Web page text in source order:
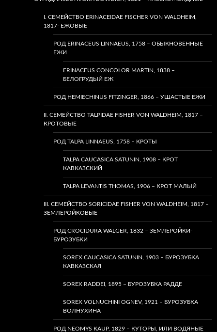
I. СЕМЕЙСТВО ERINACEIDAE FISCHER VON WALDHEIM,
1817- ЕЖОВЫЕ
РОД ERINACEUS LINNAEUS, 1758 – ОБЫКНОВЕННЫЕ
ЕЖИ
ERINACEUS CONCOLOR MARTIN, 1838 –
БЕЛОГРУДЫЙ ЕЖ
РОД HEMIECHINUS FITZINGER, 1866 – УШАСТЫЕ ЕЖИ
II. СЕМЕЙСТВО TALPIDAE FISHER VON WALDHEIM, 1817 –
КРОТОВЫЕ
РОД TALPA LINNAEUS, 1758 – КРОТЫ
TALPA CAUCASICA SATUNIN, 1908 – КРОТ
КАВКАЗСКИЙ
TALPA LEVANTIS THOMAS, 1906 – КРОТ МАЛЫЙ
III. СЕМЕЙСТВО SORICIDAE FISHER VON WALDHEIM, 1817 –
ЗЕМЛЕРОЙКОВЫЕ
РОД CROCIDURA WALGER, 1832 – ЗЕМЛЕРОЙКИ-
БУРОЗУБКИ
SOREX CAUCASICA SATUNIN, 1903 – БУРОЗУБКА
КАВКАЗСКАЯ
SOREX RADDEI, 1895 – БУРОЗУБКА РАДДЕ
SOREX VOLNUCHINI OGNEV, 1921 – БУРОЗУБКА
ВОЛНУХИНА
РОД NEOMYS KAUP, 1829 – КУТОРЫ, ИЛИ ВОДЯНЫЕ